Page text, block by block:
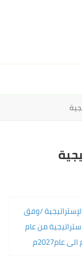
/وفق
من عام